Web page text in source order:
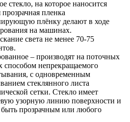
стекло, на которое наносится
прозрачная пленка
плёнку делают в ходе
на машинах.
света не менее 70-75
– производят на поточных
способом непрекращаемого
с одновременным
стеклянного листа
сетки. Стекло имеет
узорную линию поверхности и
прозрачным или любого